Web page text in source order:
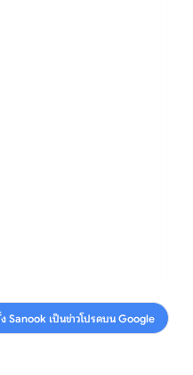
Choice
Sanook เป็นข่าวโปรดบน Google